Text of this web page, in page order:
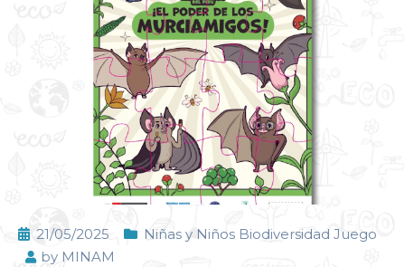
21/05/2025
Niñas y Niños Biodiversidad Juego
by MINAM